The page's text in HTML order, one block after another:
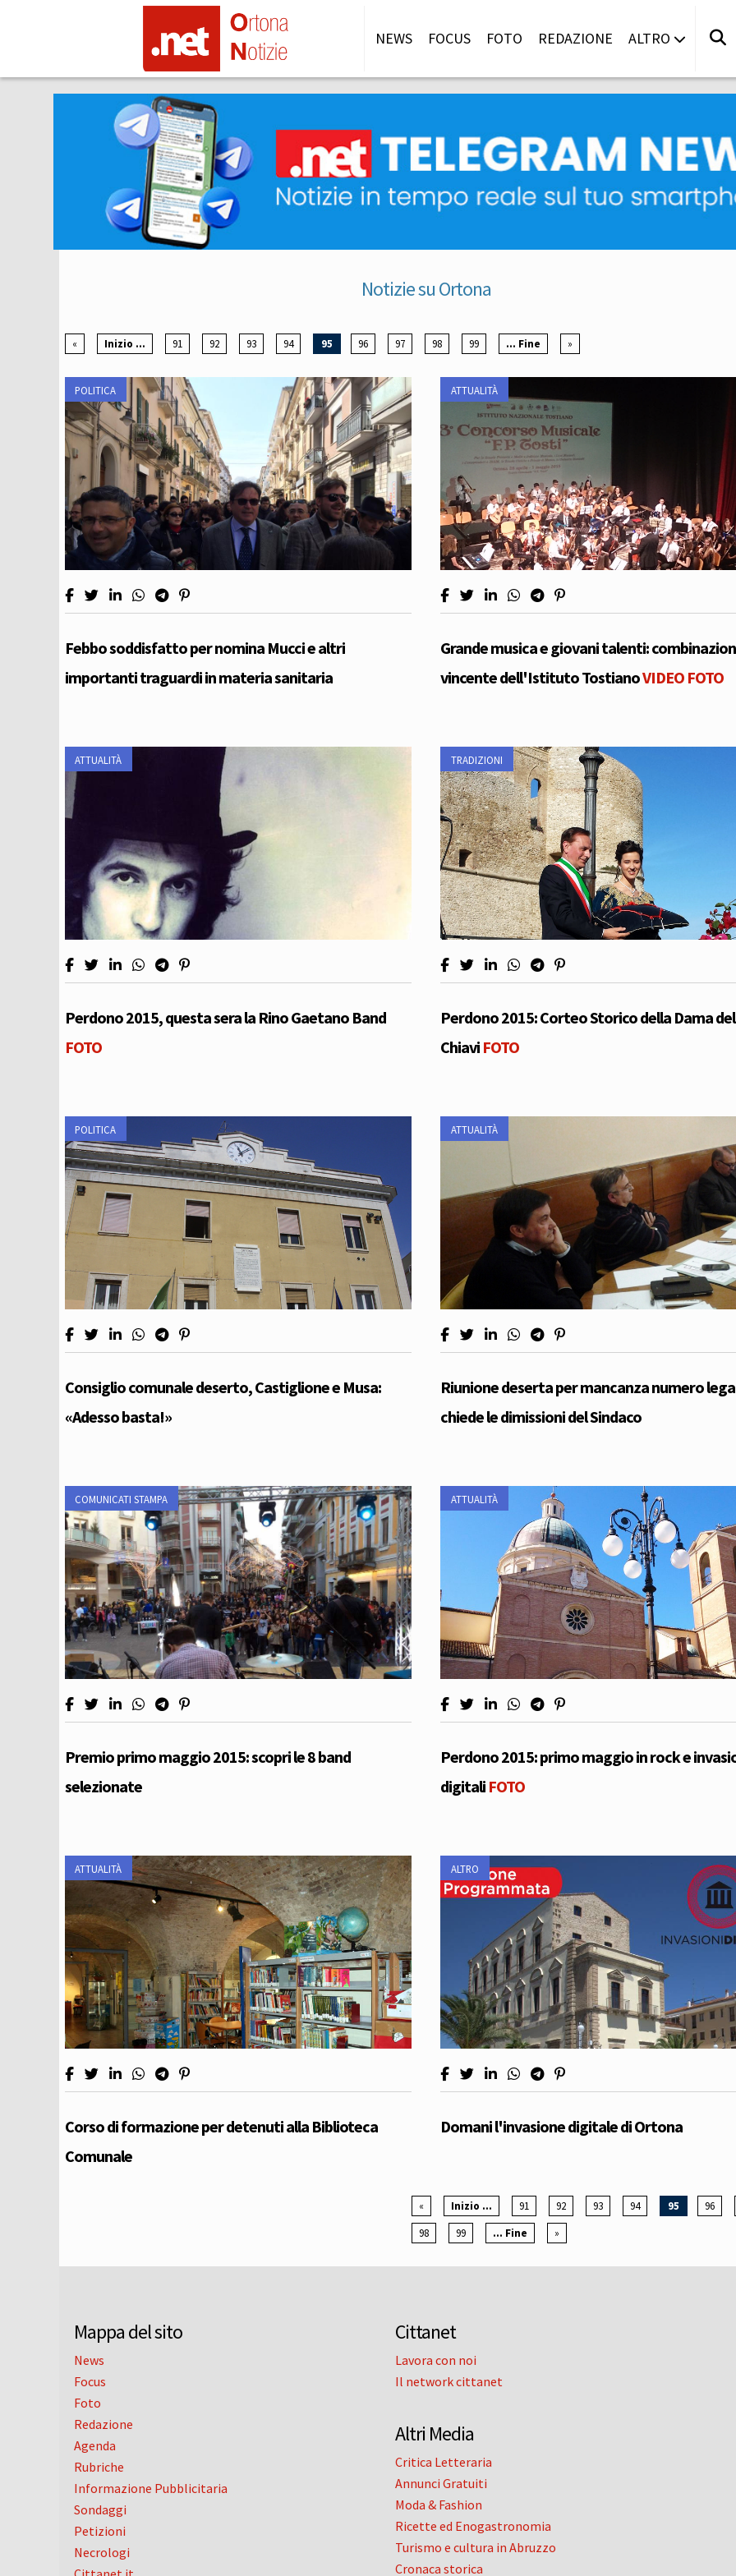
NEWS FOCUS FOTO REDAZIONE ALTRO
Notizie su Ortona
« Inizio ... 91 92 93 94 95 96 97 98 99 ... Fine »
POLITICA
Febbo soddisfatto per nomina Mucci e altri
importanti traguardi in materia sanitaria
ATTUALITÀ
Grande musica e giovani talenti:
vincente dell'Istituto TostianoVIDEO FOTO
ATTUALITÀ
Perdono 2015, questa sera la Rino Gaetano Band
FOTO
TRADIZIONI
Perdono 2015: Corteo Storico della Dama
Chiavi FOTO
POLITICA
Consiglio comunale deserto, Castiglione e Musa:
«Adesso basta!»
ATTUALITÀ
Riunione deserta per mancanza numero
chiede le dimissioni del Sindaco
COMUNICATI STAMPA
Premio primo maggio 2015: scopri le 8 band
selezionate
ATTUALITÀ
Perdono 2015: primo maggio in rock e
digitali FOTO
ATTUALITÀ
Corso di formazione per detenuti alla Biblioteca
Comunale
ALTRO
Domani l'invasione digitale di Ortona
« Inizio ... 91 92 93 94 95
96
98
99 ... Fine »
Mappa del sito
News
Focus
Foto
Redazione
Agenda
Rubriche
Informazione Pubblicitaria
Sondaggi
Petizioni
Necrologi
Cittanet
Lavora con noi
Il network cittanet
Altri Media
Critica Letteraria
Annunci Gratuiti
Moda & Fashion
Ricette ed Enogastronomia
Turismo e cultura in Abruzzo
Cronaca storica